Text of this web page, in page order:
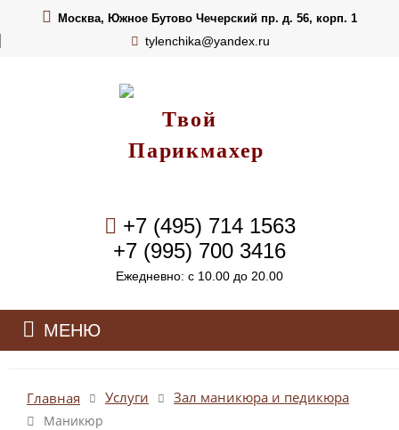
Москва, Южное Бутово Чечерский пр. д. 56, корп. 1
tylenchika@yandex.ru
Твой
Парикмахер
+7 (495) 714 1563
+7 (995) 700 3416
Ежедневно: с 10.00 до 20.00
МЕНЮ
Главная Услуги Зал маникюра и педикюра
Маникюр